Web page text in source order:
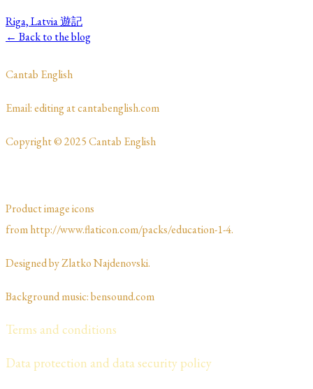
Riga, Latvia 遊記
← Back to the blog
​Cantab English
​​​Email: editing at cantabenglish.com
Copyright © 2025 Cantab English
Product image icons
from http://www.flaticon.com/packs/education-1-4.
Designed by Zlatko Najdenovski. ​​​​
Background music: bensound.com
Terms and conditions
Data protection and data security policy